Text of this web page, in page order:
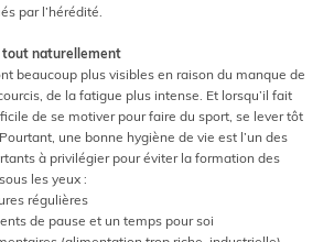
par l’hérédité.
tout naturellement
beaucoup plus visibles en raison du manque de
de la fatigue plus intense. Et lorsqu’il fait
de se motiver pour faire du sport, se lever tôt
une bonne hygiène de vie est l’un des
à privilégier pour éviter la formation des
les yeux :
régulières
de pause et un temps pour soi